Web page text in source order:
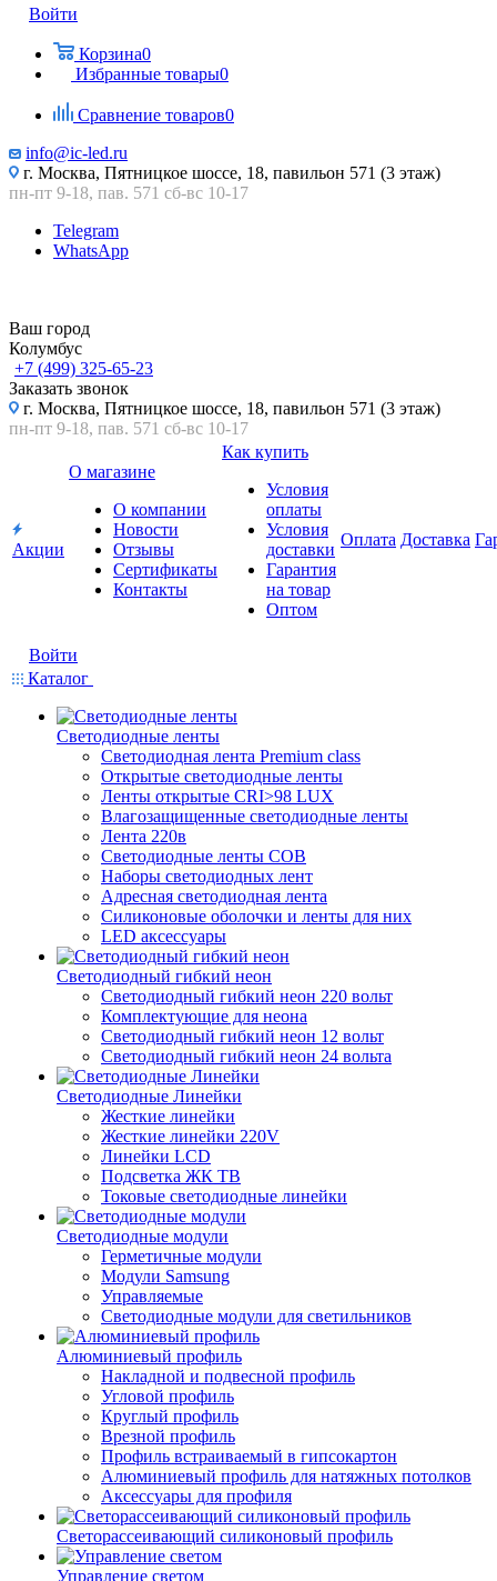
Войти
Корзина0
Избранные товары0
Сравнение товаров0
info@ic-led.ru
г. Москва, Пятницкое шоссе, 18, павильон 571 (3 этаж)
пн-пт 9-18, пав. 571 сб-вс 10-17
Telegram
WhatsApp
Ваш город
Колумбус
+7 (499) 325-65-23
Заказать звонок
г. Москва, Пятницкое шоссе, 18, павильон 571 (3 этаж)
пн-пт 9-18, пав. 571 сб-вс 10-17
Акции
О магазине
О компании
Новости
Отзывы
Сертификаты
Контакты
Как купить
Условия
оплаты
Условия
доставки
Гарантия
на товар
Оптом
Оплата Доставка
Войти
Каталог
Светодиодные ленты
Светодиодная лента Premium class
Открытые светодиодные ленты
Ленты открытые CRI>98 LUX
Влагозащищенные светодиодные ленты
Лента 220в
Светодиодные ленты COB
Наборы светодиодных лент
Адресная светодиодная лента
Силиконовые оболочки и ленты для них
LED аксессуары
Светодиодный гибкий неон
Светодиодный гибкий неон 220 вольт
Комплектующие для неона
Светодиодный гибкий неон 12 вольт
Светодиодный гибкий неон 24 вольта
Светодиодные Линейки
Жесткие линейки
Жесткие линейки 220V
Линейки LCD
Подсветка ЖК ТВ
Токовые светодиодные линейки
Светодиодные модули
Герметичные модули
Модули Samsung
Управляемые
Светодиодные модули для светильников
Алюминиевый профиль
Накладной и подвесной профиль
Угловой профиль
Круглый профиль
Врезной профиль
Профиль встраиваемый в гипсокартон
Алюминиевый профиль для натяжных потолков
Аксессуары для профиля
Светорассеивающий силиконовый профиль
Управление светом